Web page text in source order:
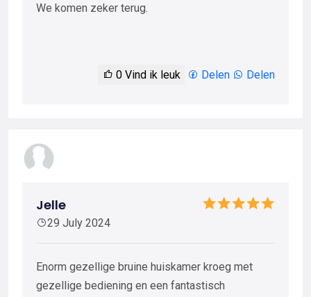
We komen zeker terug.
0 Vind ik leuk Delen Delen
Jelle
29 July 2024
Enorm gezellige bruine huiskamer kroeg met
gezellige bediening en een fantastisch